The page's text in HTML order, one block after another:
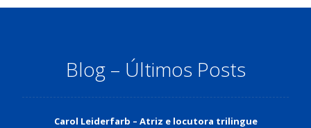
Blog – Últimos Posts
Carol Leiderfarb – Atriz e locutora trilingue